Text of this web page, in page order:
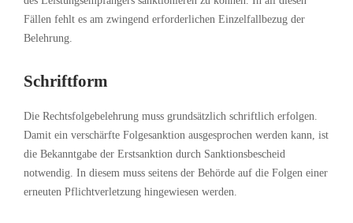
Fällen fehlt es am zwingend erforderlichen Einzelfallbezug der
Belehrung.
Schriftform
Die Rechtsfolgebelehrung muss grundsätzlich schriftlich erfolgen.
Damit ein verschärfte Folgesanktion ausgesprochen werden kann, ist
die Bekanntgabe der Erstsanktion durch Sanktionsbescheid
notwendig. In diesem muss seitens der Behörde auf die Folgen einer
erneuten Pflichtverletzung hingewiesen werden.